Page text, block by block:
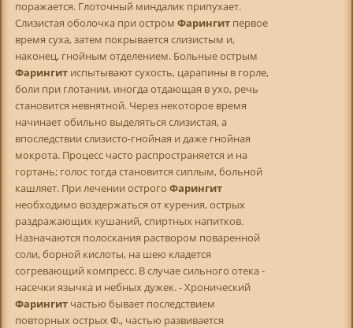
поражается. Глоточный миндалик припухает.
Слизистая оболочка при остром Фарингит первое
время суха, затем покрывается слизистым и,
наконец, гнойным отделением. Больные острым
Фарингит испытывают сухость, царапины в горле,
боли при глотании, иногда отдающая в ухо, речь
становится невнятной. Через некоторое время
начинает обильно выделяться слизистая, а
впоследствии слизисто-гнойная и даже гнойная
мокрота. Процесс часто распространяется и на
гортань; голос тогда становится сиплым, больной
кашляет. При лечении острого Фарингит
необходимо воздержаться от курения, острых
раздражающих кушаний, спиртных напитков.
Назначаются полоскания раствором поваренной
соли, борной кислоты, на шею кладется
согревающий компресс. В случае сильного отека -
насечки язычка и небных дужек. - Хронический
Фарингит частью бывает последствием
повторных острых Ф., частью развивается